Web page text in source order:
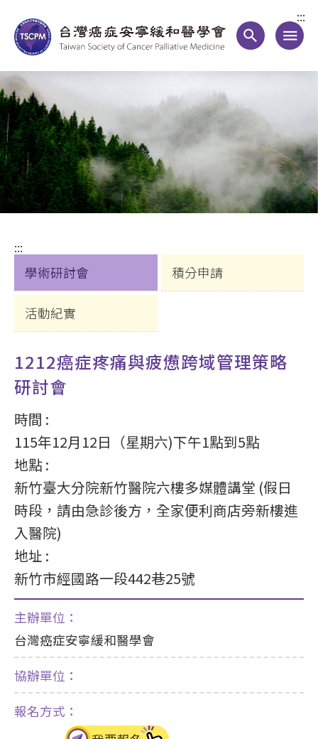
:::
search menu
:::
學術研討會 積分申請
活動紀實
1212癌症疼痛與疲憊跨域管理策略
研討會
時間 :
115年12月12日（星期六)下午1點到5點
地點 :
新竹臺大分院新竹醫院六樓多媒體講堂 (假日
時段，請由急診後方，全家便利商店旁新樓進
入醫院)
地址 :
新竹市經國路一段442巷25號
主辦單位：
台灣癌症安寧緩和醫學會
協辦單位：
報名方式：